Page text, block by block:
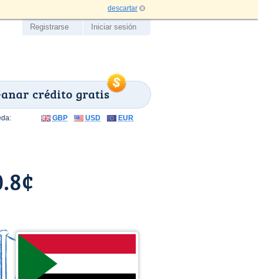
descartar
crédito gratis
Registrarse Iniciar sesión
GBP USD EUR